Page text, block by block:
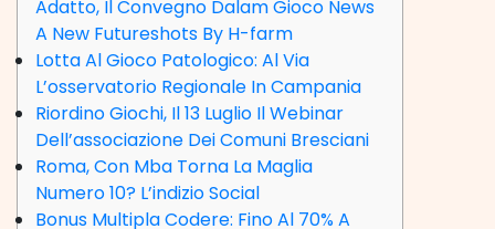
Adatto, Il Convegno Dalam Gioco News
A New Futureshots By H-farm
Lotta Al Gioco Patologico: Al Via
L’osservatorio Regionale In Campania
Riordino Giochi, Il 13 Luglio Il Webinar
Dell’associazione Dei Comuni Bresciani
Roma, Con Mba Torna La Maglia
Numero 10? L’indizio Social
Bonus Multipla Codere: Fino Al 70% A